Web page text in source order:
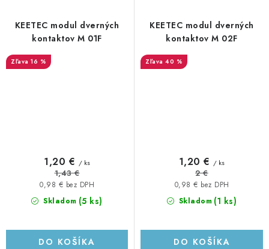
KEETEC modul dverných
kontaktov M 01F
16 %
Skladom (5 ks)
0,98 € bez DPH
1,20 € / ks
1,43 €
DO KOŠÍKA
KEETEC modul dverných
kontaktov M 02F
40 %
Skladom (1 ks)
0,98 € bez DPH
1,20 € / ks
2 €
DO KOŠÍKA